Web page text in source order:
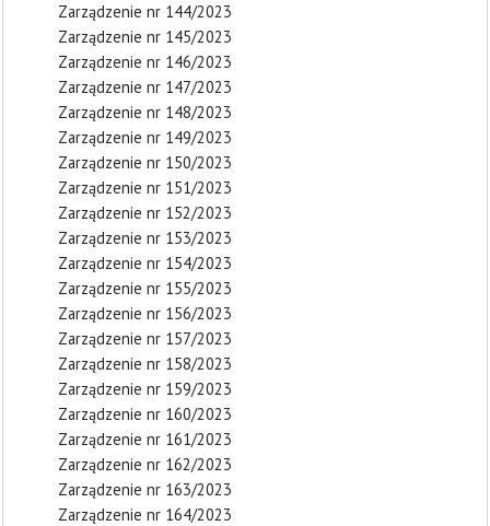
Zarządzenie nr 144/2023
Zarządzenie nr 145/2023
Zarządzenie nr 146/2023
Zarządzenie nr 147/2023
Zarządzenie nr 148/2023
Zarządzenie nr 149/2023
Zarządzenie nr 150/2023
Zarządzenie nr 151/2023
Zarządzenie nr 152/2023
Zarządzenie nr 153/2023
Zarządzenie nr 154/2023
Zarządzenie nr 155/2023
Zarządzenie nr 156/2023
Zarządzenie nr 157/2023
Zarządzenie nr 158/2023
Zarządzenie nr 159/2023
Zarządzenie nr 160/2023
Zarządzenie nr 161/2023
Zarządzenie nr 162/2023
Zarządzenie nr 163/2023
Zarządzenie nr 164/2023